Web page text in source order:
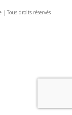
| Tous droits réservés